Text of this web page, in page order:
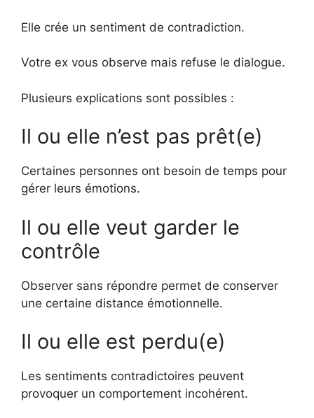
Elle crée un sentiment de contradiction.
Votre ex vous observe mais refuse le dialogue.
Plusieurs explications sont possibles :
Il ou elle n’est pas prêt(e)
Certaines personnes ont besoin de temps pour
gérer leurs émotions.
Il ou elle veut garder le
contrôle
Observer sans répondre permet de conserver
une certaine distance émotionnelle.
Il ou elle est perdu(e)
Les sentiments contradictoires peuvent
provoquer un comportement incohérent.